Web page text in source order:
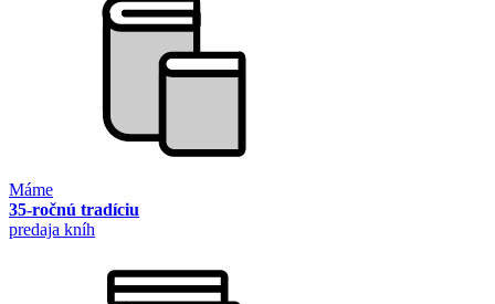
Máme
35-ročnú tradíciu
predaja kníh